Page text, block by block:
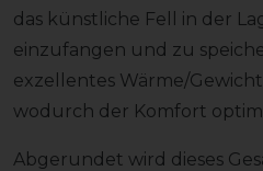
das künstliche Fell in der
einzufangen und zu
exzellentes Wärme/
wodurch der Komfort
Abgerundet wird dieses